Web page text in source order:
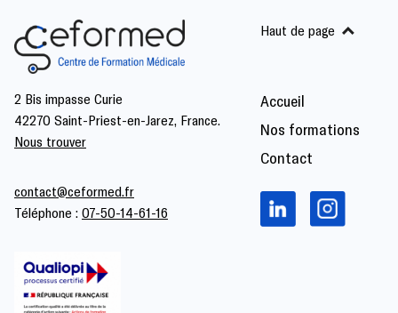
2 Bis impasse Curie
42270 Saint-Priest-en-Jarez, France.
Nous trouver
Accueil
Nos formations
Contact
Haut de page
contact@ceformed.fr
Téléphone : 07-50-14-61-16